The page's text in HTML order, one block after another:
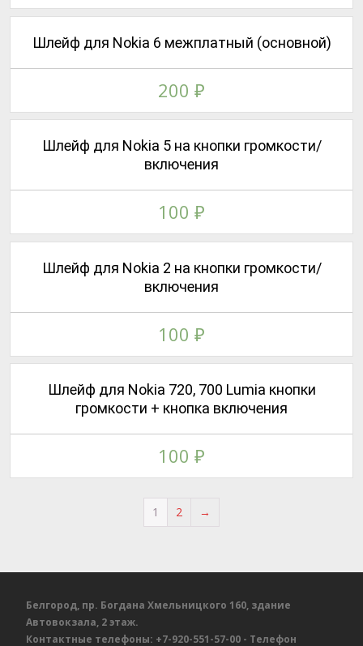
Шлейф для Nokia 720, 700 Lumia кнопки
громкости + кнопка включения
100 ₽
Шлейф для Nokia 2 на кнопки громкости/
включения
100 ₽
Шлейф для Nokia 5 на кнопки громкости/
включения
100 ₽
Шлейф для Nokia 6 межплатный (основной)
200 ₽
1 2 →
Белгород, пр. Богдана Хмельницкого 160, здание
Автовокзала, 2 этаж.
Контактные телефоны: +7-920-551-57-00 - Телефон